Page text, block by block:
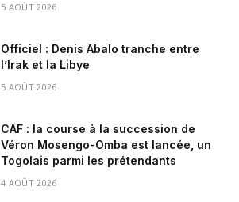
5 AOÛT 2026
Officiel : Denis Abalo tranche entre
l’Irak et la Libye
5 AOÛT 2026
CAF : la course à la succession de
Véron Mosengo-Omba est lancée, un
Togolais parmi les prétendants
4 AOÛT 2026